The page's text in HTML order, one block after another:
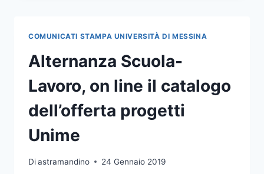
GIURISPRUDENZA
COMUNICATI STAMPA UNIVERSITÀ DI MESSINA
Alternanza Scuola-
Lavoro, on line il catalogo
dell’offerta progetti
Unime
Diastramandino 24 Gennaio 2019